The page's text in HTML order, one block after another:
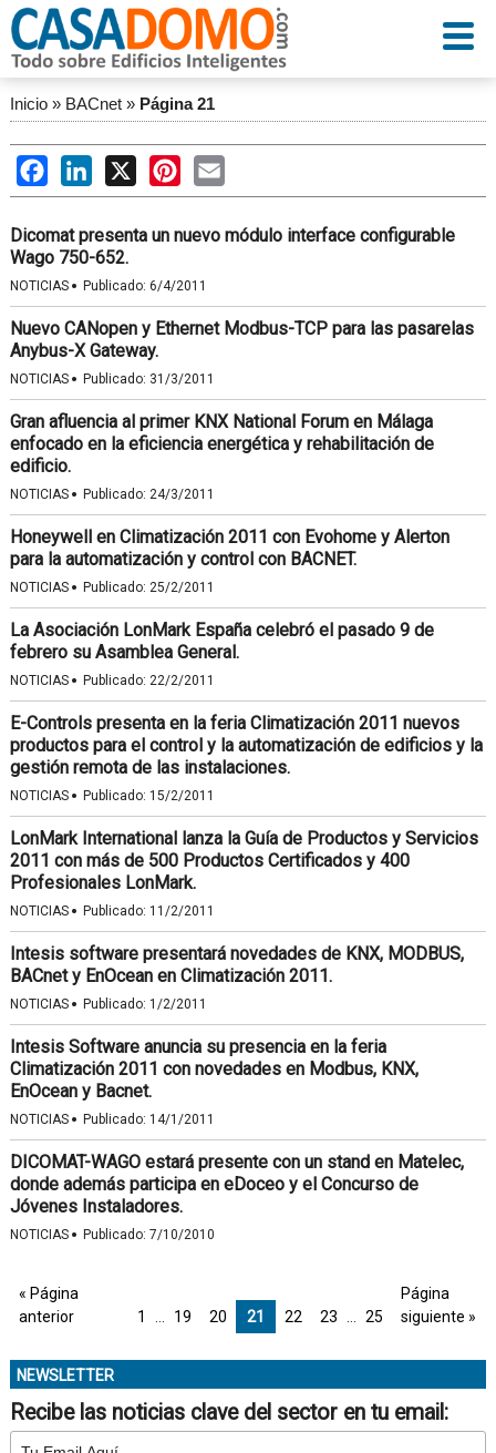
Inicio» BACnet» Página 21
FacebookLinkedIn
X PinterestEmail
Dicomat presenta un nuevo módulo interface configurable
Wago 750-652.
NOTICIAS · Publicado: 6/4/2011
Nuevo CANopen y Ethernet Modbus-TCP para las pasarelas
Anybus-X Gateway.
NOTICIAS · Publicado: 31/3/2011
Gran afluencia al primer KNX National Forum en Málaga
enfocado en la eficiencia energética y rehabilitación de
edificio.
NOTICIAS · Publicado: 24/3/2011
Honeywell en Climatización 2011 con Evohome y Alerton
para la automatización y control con BACNET.
NOTICIAS · Publicado: 25/2/2011
La Asociación LonMark España celebró el pasado 9 de
febrero su Asamblea General.
NOTICIAS · Publicado: 22/2/2011
E-Controls presenta en la feria Climatización 2011 nuevos
productos para el control y la automatización de edificios y la
gestión remota de las instalaciones.
NOTICIAS · Publicado: 15/2/2011
LonMark International lanza la Guía de Productos y Servicios
2011 con más de 500 Productos Certificados y 400
Profesionales LonMark.
NOTICIAS · Publicado: 11/2/2011
Intesis software presentará novedades de KNX, MODBUS,
BACnet y EnOcean en Climatización 2011.
NOTICIAS · Publicado: 1/2/2011
Intesis Software anuncia su presencia en la feria
Climatización 2011 con novedades en Modbus, KNX,
EnOcean y Bacnet.
NOTICIAS · Publicado: 14/1/2011
DICOMAT-WAGO estará presente con un stand en Matelec,
donde además participa en eDoceo y el Concurso de
Jóvenes Instaladores.
NOTICIAS · Publicado: 7/10/2010
« Página
anterior
1 19 20 21 22 23 25
Página
siguiente »
NEWSLETTER
Recibe las noticias clave del sector en tu email: